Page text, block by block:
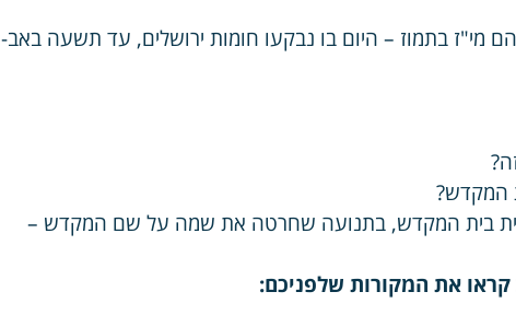
מי"ז בתמוז – היום בו נבקעו חומות ירושלים, עד תשעה באב-
המקדש?
בית המקדש, בתנועה שחרטה את שמה על שם המקדש –
את המקורות שלפניכם: